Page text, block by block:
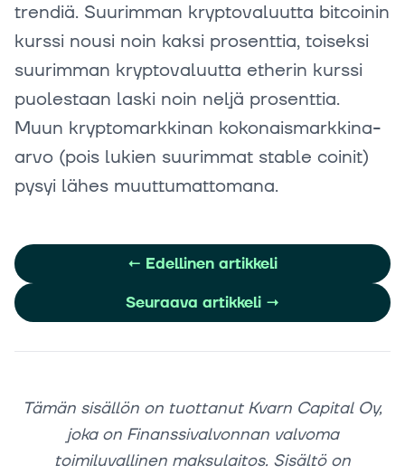
trendiä. Suurimman kryptovaluutta bitcoinin
kurssi nousi noin kaksi prosenttia, toiseksi
suurimman kryptovaluutta etherin kurssi
puolestaan laski noin neljä prosenttia.
Muun kryptomarkkinan kokonaismarkkina-
arvo (pois lukien suurimmat stable coinit)
pysyi lähes muuttumattomana.
← Edellinen artikkeli
Seuraava artikkeli →
Tämän sisällön on tuottanut Kvarn Capital Oy,
joka on Finanssivalvonnan valvoma
toimiluvallinen maksulaitos. Sisältö on